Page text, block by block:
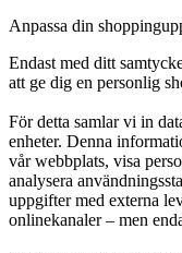
Anpassa din
Endast med ditt
att ge dig en personlig
För detta samlar vi in
enheter. Denna
vår webbplats, visa
analysera
uppgifter med externa
onlinekanaler – men